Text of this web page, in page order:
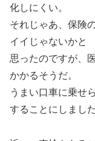
化しにくい。
それじゃあ、保険
イイじゃないかと
思ったのですが、
かかるそうだ。
うまい口車に乗せ
することにしました